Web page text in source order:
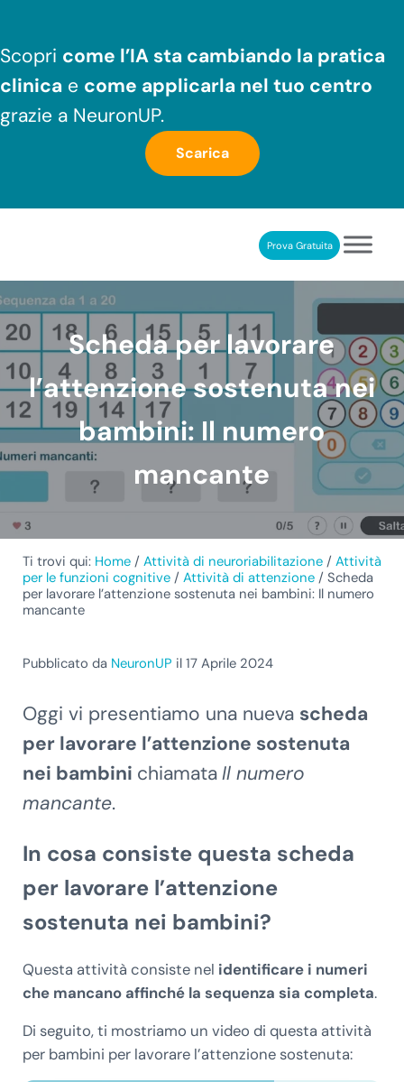
Scopri come l’IA sta cambiando la pratica
clinica e come applicarla nel tuo centro
grazie a NeuronUP.
Scarica
RIABILITAZIONE COGNITIVA PROFESSIONALEProva Gratuita
Scheda per lavorare
l’attenzione sostenuta nei
bambini: Il numero
mancante
Ti trovi qui: Home / Attività di neuroriabilitazione / Attività
per le funzioni cognitive / Attività di attenzione / Scheda
per lavorare l’attenzione sostenuta nei bambini: Il numero
mancante
Pubblicato da NeuronUP il 17 Aprile 2024
Oggi vi presentiamo una nueva scheda
per lavorare l’attenzione sostenuta
nei bambini chiamataIl numero
mancante.
In cosa consiste questa scheda
per lavorare l’attenzione
sostenuta nei bambini?
Questa attività consiste nel identificare i numeri
che mancano affinché la sequenza sia completa.
Di seguito, ti mostriamo un video di questa attività
per bambini per lavorare l’attenzione sostenuta: